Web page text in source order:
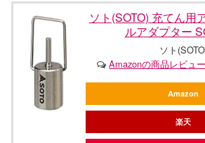
ソト(SOTO) 充てん用
ルアダプター
ソト
Amazonの商品レビュ
Amazon
楽天